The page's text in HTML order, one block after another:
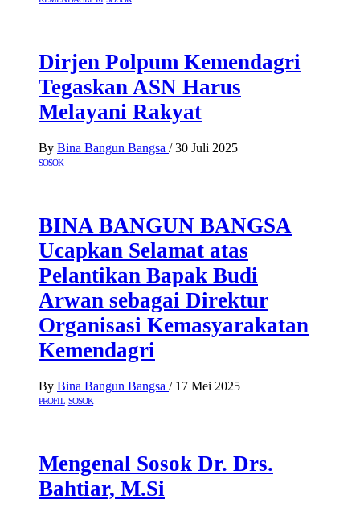
Dirjen Polpum Kemendagri
Tegaskan ASN Harus
Melayani Rakyat
By Bina Bangun Bangsa / 30 Juli 2025
SOSOK
BINA BANGUN BANGSA
Ucapkan Selamat atas
Pelantikan Bapak Budi
Arwan sebagai Direktur
Organisasi Kemasyarakatan
Kemendagri
By Bina Bangun Bangsa / 17 Mei 2025
PROFIL SOSOK
Mengenal Sosok Dr. Drs.
Bahtiar, M.Si